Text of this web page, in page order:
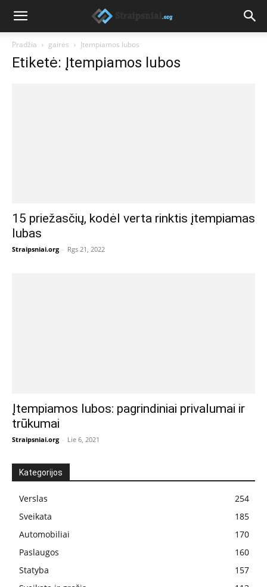
Pradžia gairės Įtempiamos lubos
Etiketė: Įtempiamos lubos
15 priežasčių, kodėl verta rinktis įtempiamas
lubas
Straipsniai.org - Rgs 21, 2022
Įtempiamos lubos: pagrindiniai privalumai ir
trūkumai
Straipsniai.org - Lie 6, 2021
Kategorijos
Verslas
254
Sveikata
185
Automobiliai
170
Paslaugos
160
Statyba
157